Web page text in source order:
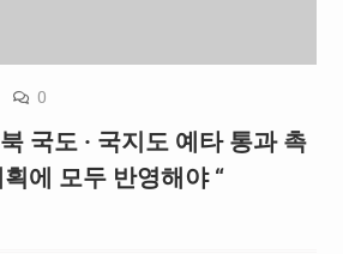
0
국도 · 국지도 예타 통과 촉
에 모두 반영해야 “